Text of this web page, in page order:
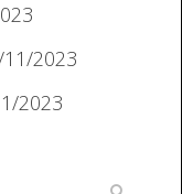
11/2023
2023